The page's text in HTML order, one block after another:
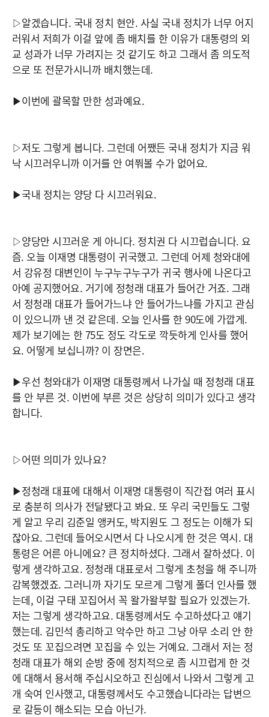
▷알겠습니다. 국내 정치 현안. 사실 국내 정치가 너무 어지
러워서 저희가 이걸 앞에 좀 배치를 한 이유가 대통령의 외
교 성과가 너무 가려지는 것 같기도 하고 그래서 좀 의도적
으로 또 전문가시니까 배치했는데.
▶이번에 괄목할 만한 성과예요.
▷저도 그렇게 봅니다. 그런데 어쨌든 국내 정치가 지금 워
낙 시끄러우니까 이거를 안 여쭤볼 수가 없어요.
▶국내 정치는 양당 다 시끄러워요.
▷양당만 시끄러운 게 아니다. 정치권 다 시끄럽습니다. 요
즘. 오늘 이재명 대통령이 귀국했고. 그런데 어제 청와대에
서 강유정 대변인이 누구누구누구가 귀국 행사에 나온다고
아예 공지했어요. 거기에 정청래 대표가 들어간 거죠. 그래
서 정청래 대표가 들어가느냐 안 들어가느냐를 가지고 관심
이 있으니까 낸 것 같은데. 오늘 인사를 한 90도에 가깝게.
제가 보기에는 한 75도 정도 각도로 깍듯하게 인사를 했어
요. 어떻게 보십니까? 이 장면은.
▶우선 청와대가 이재명 대통령께서 나가실 때 정청래 대표
를 안 부른 것. 이번에 부른 것은 상당히 의미가 있다고 생각
합니다.
▷어떤 의미가 있나요?
▶정청래 대표에 대해서 이재명 대통령이 직간접 여러 표시
로 충분히 의사가 전달됐다고 봐요. 또 우리 국민들도 그렇
게 알고 우리 김준일 앵커도, 박지원도 그 정도는 이해가 되
잖아요. 그런데 들어오시면서 다 나오시게 한 것은 역시. 대
통령은 어른 아니에요? 큰 정치하셨다. 그래서 잘하셨다. 이
렇게 생각하고요. 정청래 대표로서 그렇게 초청을 해 주니까
감복했겠죠. 그러니까 자기도 모르게 그렇게 폴더 인사를 했
는데, 이걸 구태 꼬집어서 꼭 왈가왈부할 필요가 있겠는가.
저는 그렇게 생각하고요. 대통령께서도 수고하셨다고 얘기
했는데. 김민석 총리하고 악수만 하고 그냥 아무 소리 안 한
것도 또 꼬집으려면 꼬집을 수 있는 거예요. 그래서 저는 정
청래 대표가 해외 순방 중에 정치적으로 좀 시끄럽게 한 것
에 대해서 용서해 주십시오하고 진심에서 나와서 그렇게 고
개 숙여 인사했고, 대통령께서도 수고했습니다라는 답변으
로 갈등이 해소되는 모습 아닌가.